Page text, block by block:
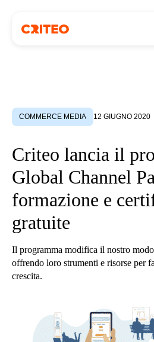
COMMERCE MEDIA 12 GIUGNO 2020
Criteo lancia il
Global Channel
formazione e
gratuite
Il programma modifica il nostro
offrendo loro strumenti e risorse per
crescita.